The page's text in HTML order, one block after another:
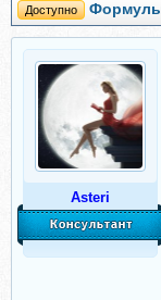
Доступно Формулы
Asteri